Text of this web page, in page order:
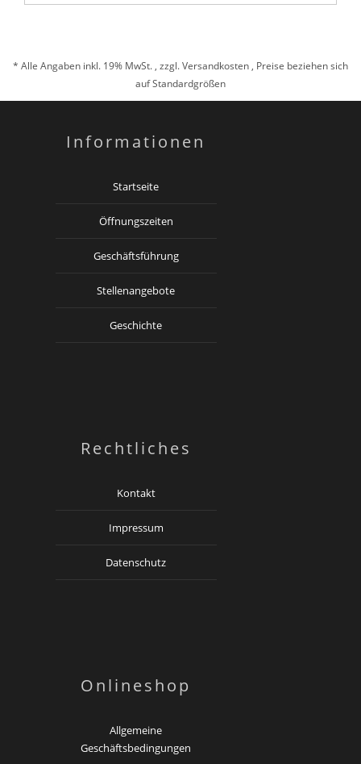
* Alle Angaben inkl. 19% MwSt. , zzgl.Versandkosten , Preise beziehen sich
auf Standardgrößen
Informationen
Startseite
Öffnungszeiten
Geschäftsführung
Stellenangebote
Geschichte
Rechtliches
Kontakt
Impressum
Datenschutz
Onlineshop
Allgemeine
Geschäftsbedingungen